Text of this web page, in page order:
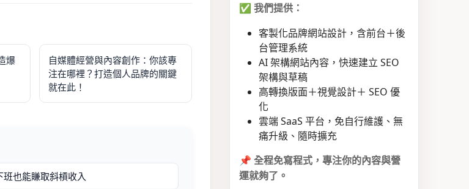
爆
自媒體經營與內容創作：你該專
注在哪裡？打造個人品牌的關鍵
就在此！
也能賺取斜槓收入
✅ 我們提供：
客製化品牌網站設計，含前台＋後
台管理系統
AI 架構網站內容，快速建立 SEO
架構與草稿
高轉換版面＋視覺設計＋ SEO 優
化
雲端 SaaS 平台，免自行維護、無
痛升級、隨時擴充
📌 全程免寫程式，專注你的內容與營
運就夠了。